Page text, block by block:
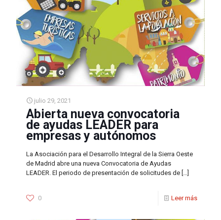
julio 29, 2021
Abierta nueva convocatoria
de ayudas LEADER para
empresas y autónomos
La Asociación para el Desarrollo Integral de la Sierra Oeste
de Madrid abre una nueva Convocatoria de Ayudas
LEADER. El periodo de presentación de solicitudes de […]
0 Leer más